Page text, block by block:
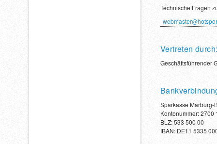
Technische Fragen
Vertreten
Geschäftsführender
Sparkasse Marburg-
Kontonummer: 2700
BLZ: 533 500 00
IBAN: DE11 5335